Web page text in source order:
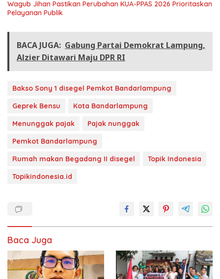
Wagub Jihan Pastikan Perubahan KUA-PPAS 2026 Prioritaskan
Pelayanan Publik
BACA JUGA: Gabung Partai Demokrat Lampung,
Alzier Ditawari Maju DPR RI
Bakso Sony 1 disegel Pemkot Bandarlampung
Geprek Bensu
Kota Bandarlampung
Menunggak pajak
Pajak nunggak
Pemkot Bandarlampung
Rumah makan Begadang II disegel
Topik Indonesia
Topikindonesia.id
Baca Juga